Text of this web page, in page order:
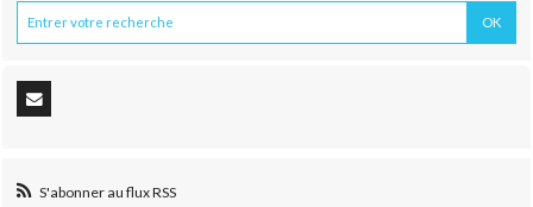
S'abonner au flux RSS